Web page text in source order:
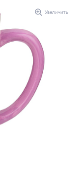
Увеличить